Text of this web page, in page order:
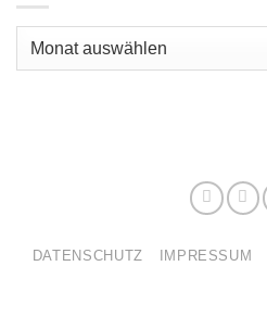
Archiv
DATENSCHUTZ IMPRESSUM